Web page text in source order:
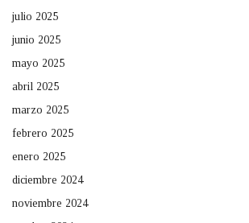
julio 2025
junio 2025
mayo 2025
abril 2025
marzo 2025
febrero 2025
enero 2025
diciembre 2024
noviembre 2024